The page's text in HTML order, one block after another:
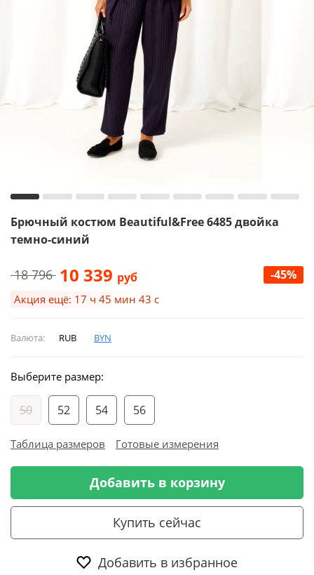
Брючный костюм Beautiful&Free 6485 двойка
темно-синий
18 796 10 339 руб -45%
Акция ещё: 17 ч 45 мин 42 с
Валюта: RUB BYN
Выберите размер:
50 52 54 56
Таблица размеров Готовые измерения
Добавить в корзину
Купить сейчас
Добавить в избранное